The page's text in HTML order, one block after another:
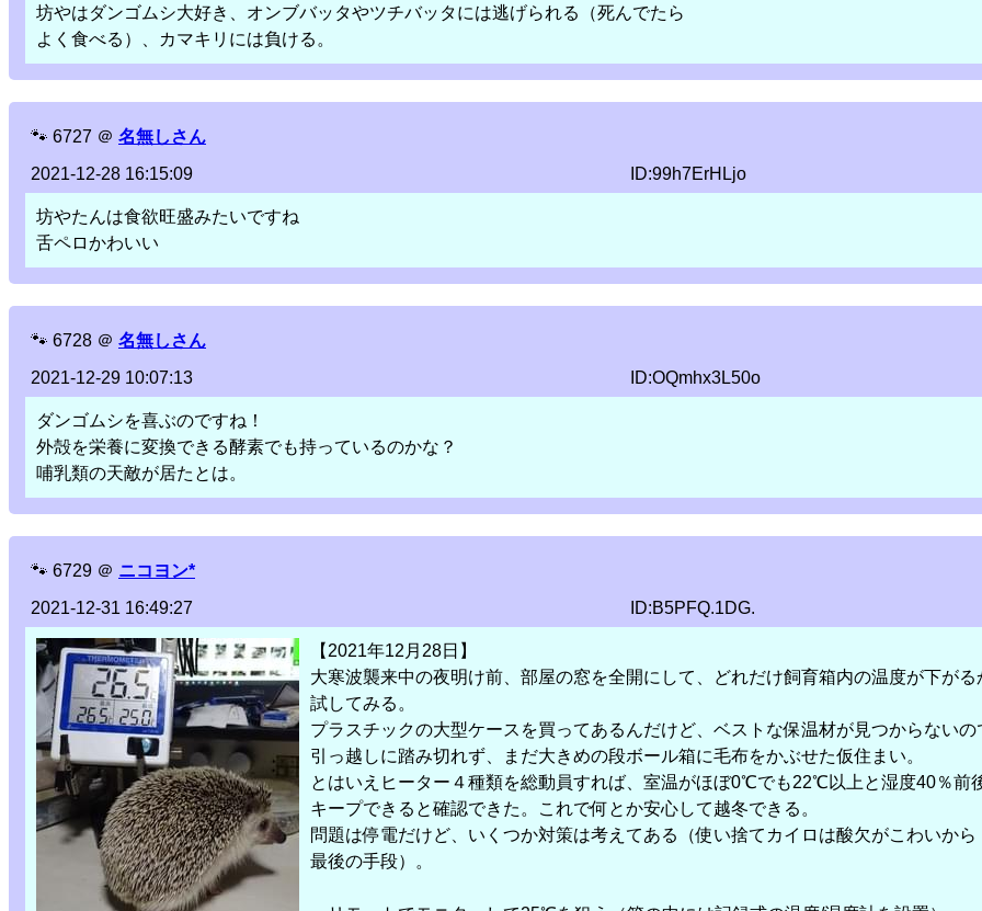
坊やはダンゴムシ大好き、オンブバッタやツチバッタには逃げられる（死んでたら
よく食べる）、カマキリには負ける。
🐾 6727 ＠ 名無しさん
2021-12-28 16:15:09
ID:99h7ErHLjo
坊やたんは食欲旺盛みたいですね
舌ペロかわいい
🐾 6728 ＠ 名無しさん
2021-12-29 10:07:13
ID:OQmhx3L50o
ダンゴムシを喜ぶのですね！
外殻を栄養に変換できる酵素でも持っているのかな？
哺乳類の天敵が居たとは。
🐾 6729 ＠ ニコヨン*
2021-12-31 16:49:27
ID:B5PFQ.1DG.
【2021年12月28日】
大寒波襲来中の夜明け前、部屋の窓を全開にして、どれだけ飼育箱内の温度が下がる
試してみる。
プラスチックの大型ケースを買ってあるんだけど、ベストな保温材が見つからないの
引っ越しに踏み切れず、まだ大きめの段ボール箱に毛布をかぶせた仮住まい。
とはいえヒーター４種類を総動員すれば、室温がほぼ0℃でも22℃以上と湿度40％前
キープできると確認できた。これで何とか安心して越冬できる。
問題は停電だけど、いくつか対策は考えてある（使い捨てカイロは酸欠がこわいから
最後の手段）。